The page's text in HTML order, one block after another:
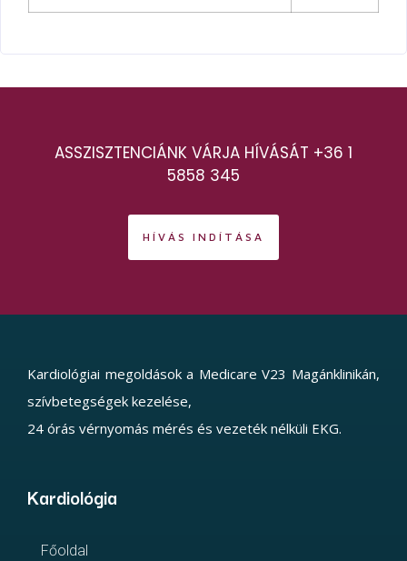
ASSZISZTENCIÁNK VÁRJA HÍVÁSÁT +36 1
5858 345
HÍVÁS INDÍTÁSA
Kardiológiai megoldások a Medicare V23 Magánklinikán,
szívbetegségek kezelése,
24 órás vérnyomás mérés és vezeték nélküli EKG.
Kardiológia
Főoldal